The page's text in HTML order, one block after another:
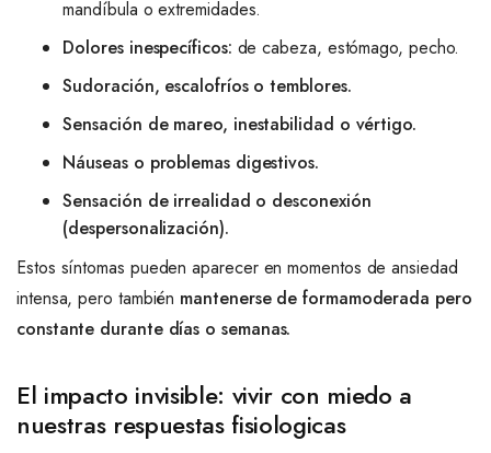
mandíbula o extremidades.
Dolores inespecíficos: de cabeza, estómago, pecho.
Sudoración, escalofríos o temblores.
Sensación de mareo, inestabilidad o vértigo.
Náuseas o problemas digestivos.
Sensación de irrealidad o desconexión
(despersonalización).
Estos síntomas pueden aparecer en momentos de ansiedad
intensa, pero también mantenerse de formamoderada pero
constante durante días o semanas.
El impacto invisible: vivir con miedo a
nuestras respuestas fisiologicas